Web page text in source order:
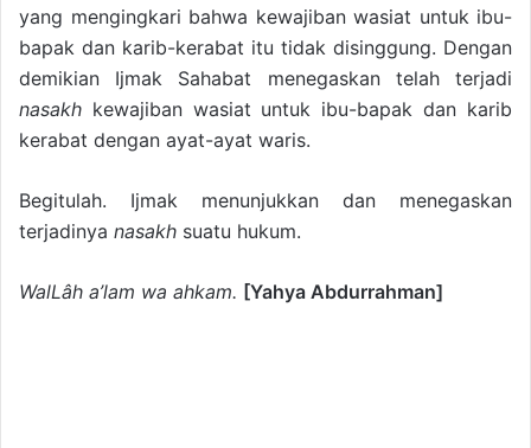
yang mengingkari bahwa kewajiban wasiat untuk ibu-
bapak dan karib-kerabat itu tidak disinggung. Dengan
demikian Ijmak Sahabat menegaskan telah terjadi
nasakh kewajiban wasiat untuk ibu-bapak dan karib
kerabat dengan ayat-ayat waris.
Begitulah. Ijmak menunjukkan dan menegaskan
terjadinya nasakh suatu hukum.
WalLâh a’lam wa ahkam. [Yahya Abdurrahman]